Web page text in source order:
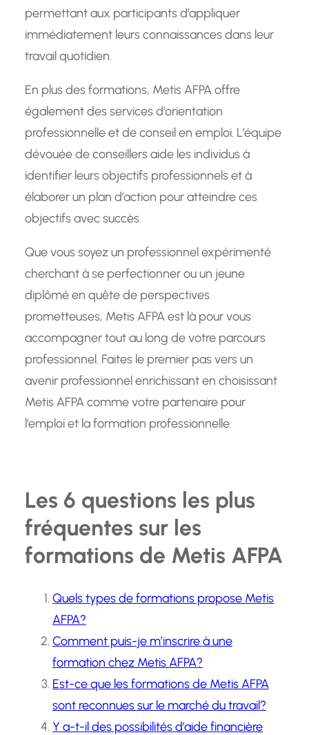
permettant aux participants d’appliquer
immédiatement leurs connaissances dans leur
travail quotidien.
En plus des formations, Metis AFPA offre
également des services d’orientation
professionnelle et de conseil en emploi. L’équipe
dévouée de conseillers aide les individus à
identifier leurs objectifs professionnels et à
élaborer un plan d’action pour atteindre ces
objectifs avec succès.
Que vous soyez un professionnel expérimenté
cherchant à se perfectionner ou un jeune
diplômé en quête de perspectives
prometteuses, Metis AFPA est là pour vous
accompagner tout au long de votre parcours
professionnel. Faites le premier pas vers un
avenir professionnel enrichissant en choisissant
Metis AFPA comme votre partenaire pour
l’emploi et la formation professionnelle.
Les 6 questions les plus
fréquentes sur les
formations de Metis AFPA
Quels types de formations propose Metis
AFPA?
Comment puis-je m’inscrire à une
formation chez Metis AFPA?
Est-ce que les formations de Metis AFPA
sont reconnues sur le marché du travail?
Y a-t-il des possibilités d’aide financière